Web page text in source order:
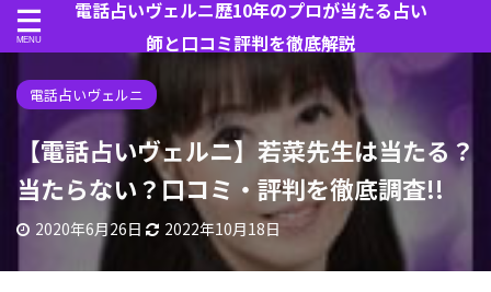
電話占いヴェルニ歴10年のプロが当たる占い
師と口コミ評判を徹底解説
電話占いヴェルニ
【電話占いヴェルニ】若菜先生は当たる？
当たらない？口コミ・評判を徹底調査!!
2020年6月26日 2022年10月18日